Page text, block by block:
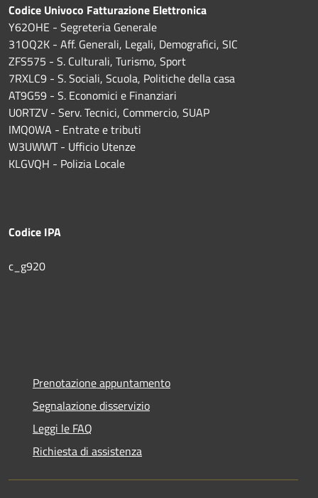
Codice Univoco Fatturazione Elettronica
Y62OHE - Segreteria Generale
31OQ2K - Aff. Generali, Legali, Demografici, SIC
ZFS575 - S. Culturali, Turismo, Sport
7RXLC9 - S. Sociali, Scuola, Politiche della casa
AT9G59 - S. Economici e Finanziari
U0RTZV - Serv. Tecnici, Commercio, SUAP
IMQ0WA - Entrate e tributi
W3UWWT - Ufficio Utenze
KLGVQH - Polizia Locale
Codice IPA
c_g920
Prenotazione appuntamento
Segnalazione disservizio
Leggi le FAQ
Richiesta di assistenza